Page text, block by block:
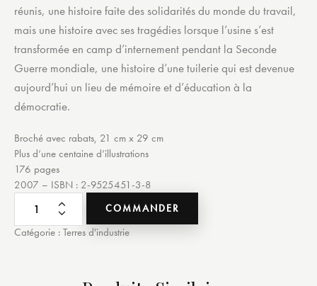
réunis, une histoire faite des solidarités du monde du travail,
mais une histoire avec ses tragédies lorsque l’usine s’est
transformée en camp d’internement pendant la Seconde
Guerre mondiale, une histoire d’une tuilerie qui est devenue
aujourd’hui un lieu de mémoire et d’éducation à la
démocratie.
Broché avec rabats, 21 cm x 29 cm
Plus d’une centaine d’illustrations
176 pages
2007 – ISBN : 2-9525451-3-8
COMMANDER
Catégorie : Terres d'industrie